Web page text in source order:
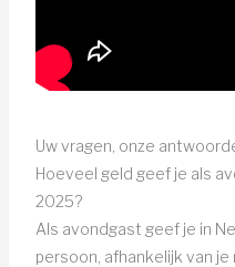
Uw vragen, onze
Hoeveel geld geef je als
2025?
Als avondgast geef je in
persoon, afhankelijk van